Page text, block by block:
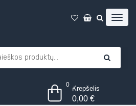
0 Krepšelis
0,00€